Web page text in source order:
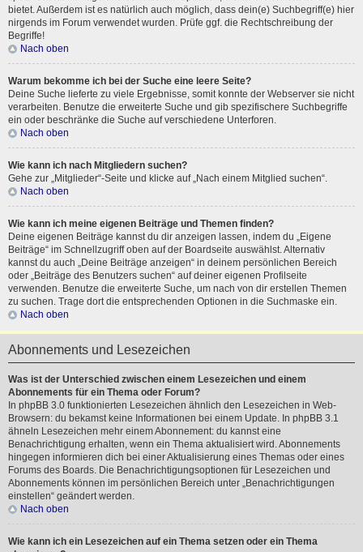
bietet. Außerdem ist es natürlich auch möglich, dass dein(e) Suchbegriff(e) hier
nirgends im Forum verwendet wurden. Prüfe ggf. die Rechtschreibung der
Begriffe!
Nach oben
Warum bekomme ich bei der Suche eine leere Seite?
Deine Suche lieferte zu viele Ergebnisse, somit konnte der Webserver sie nicht
verarbeiten. Benutze die erweiterte Suche und gib spezifischere Suchbegriffe
ein oder beschränke die Suche auf verschiedene Unterforen.
Nach oben
Wie kann ich nach Mitgliedern suchen?
Gehe zur „Mitglieder“-Seite und klicke auf „Nach einem Mitglied suchen“.
Nach oben
Wie kann ich meine eigenen Beiträge und Themen finden?
Deine eigenen Beiträge kannst du dir anzeigen lassen, indem du „Eigene
Beiträge“ im Schnellzugriff oben auf der Boardseite auswählst. Alternativ
kannst du auch „Deine Beiträge anzeigen“ in deinem persönlichen Bereich
oder „Beiträge des Benutzers suchen“ auf deiner eigenen Profilseite
verwenden. Benutze die erweiterte Suche, um nach von dir erstellen Themen
zu suchen. Trage dort die entsprechenden Optionen in die Suchmaske ein.
Nach oben
Abonnements und Lesezeichen
Was ist der Unterschied zwischen einem Lesezeichen und einem
Abonnements für ein Thema oder Forum?
In phpBB 3.0 funktionierten Lesezeichen ähnlich den Lesezeichen in Web-
Browsern: du bekamst keine Informationen bei einem Update. In phpBB 3.1
ähneln Lesezeichen mehr einem Abonnement: du kannst eine
Benachrichtigung erhalten, wenn ein Thema aktualisiert wird. Abonnements
hingegen informieren dich bei einer Aktualisierung eines Themas oder eines
Forums des Boards. Die Benachrichtigungsoptionen für Lesezeichen und
Abonnements können im persönlichen Bereich unter „Benachrichtigungen
einstellen“ geändert werden.
Nach oben
Wie kann ich ein Lesezeichen auf ein Thema setzen oder ein Thema